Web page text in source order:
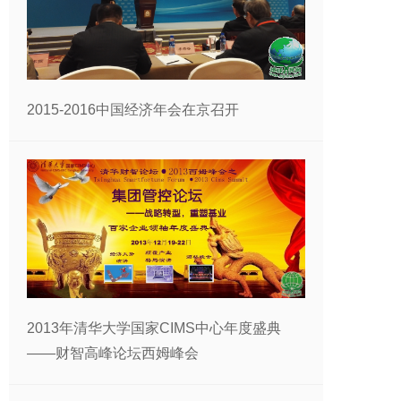
2015-2016中国经济年会在京召开
2013年清华大学国家CIMS中心年度盛典
——财智高峰论坛西姆峰会